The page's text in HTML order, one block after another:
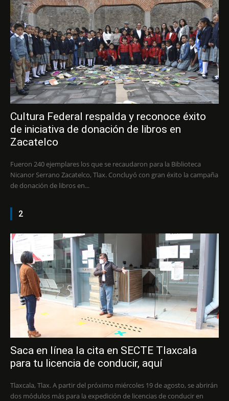
Cultura Federal respalda y reconoce éxito
de iniciativa de donación de libros en
Zacatelco
Fueron 240 ejemplares los que se recaudaron para la Biblioteca
Nicanor Serrano Zacatelco, Tlax. Concluyó con gran éxito la campaña
de donación de libros en...
2
Saca en línea la cita en SECTE Tlaxcala
para tu licencia de conducir, aquí
Tlaxcala, Tlax. A partir del próximo miércoles 19 de agosto, se abrirán
dos módulos más para la expedición de licencias de conducir en